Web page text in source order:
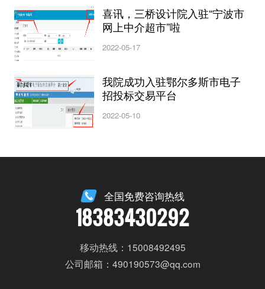
喜讯，三桥设计院入驻“宁波市
网上中介超市”啦
2022-05-17
我院成功入驻鄂尔多斯市电子
招投标交易平台
2022-05-10
全国免费咨询热线
18383430292
移动热线：15008492495
公司邮箱：490190573@qq.com